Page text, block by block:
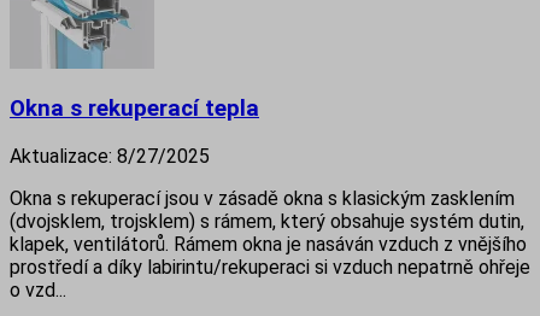
Okna s rekuperací tepla
Aktualizace: 8/27/2025
Okna s rekuperací jsou v zásadě okna s klasickým zasklením
(dvojsklem, trojsklem) s rámem, který obsahuje systém dutin,
klapek, ventilátorů. Rámem okna je nasáván vzduch z vnějšího
prostředí a díky labirintu/rekuperaci si vzduch nepatrně ohřeje
o vzd...